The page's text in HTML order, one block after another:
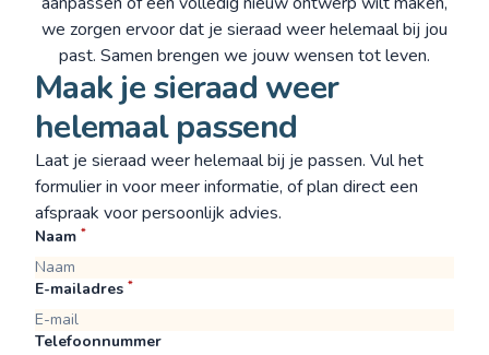
we zorgen ervoor dat je sieraad weer helemaal bij jou
past. Samen brengen we jouw wensen tot leven.
Maak je sieraad weer
helemaal passend
Laat je sieraad weer helemaal bij je passen. Vul het
formulier in voor meer informatie, of plan direct een
afspraak voor persoonlijk advies.
Naam *
E-mailadres *
Telefoonnummer